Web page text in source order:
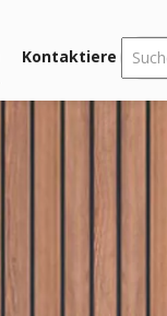
Kontaktiere uns